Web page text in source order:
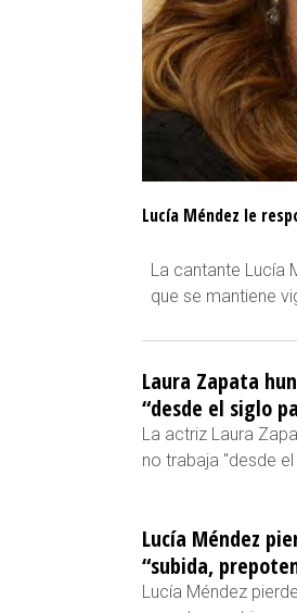
Lucía Méndez le
La cantante Lucía
que se mantiene
Laura Zapata
“desde el siglo
La actriz Laura
no trabaja "desde
Lucía Méndez
“subida,
Lucía Méndez